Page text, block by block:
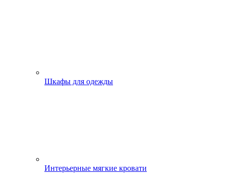
Шкафы для одежды
Интерьерные мягкие кровати